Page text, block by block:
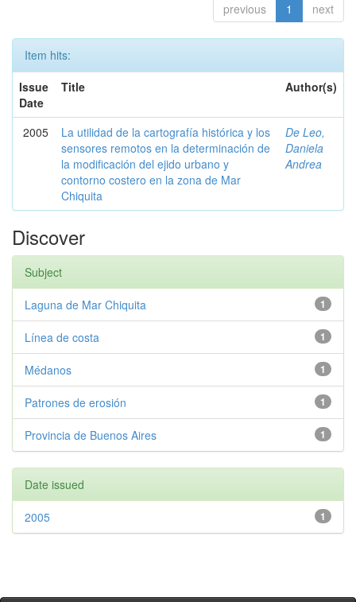
previous 1 next
Item hits:
Issue
Date
Title Author(s)
2005
La utilidad de la cartografía histórica y los
sensores remotos en la determinación de
la modificación del ejido urbano y
contorno costero en la zona de Mar
Chiquita
De Leo,
Daniela
Andrea
Discover
Subject
1
Laguna de Mar Chiquita
1
Línea de costa
1
Médanos
1
Patrones de erosión
1
Provincia de Buenos Aires
Date issued
1
2005